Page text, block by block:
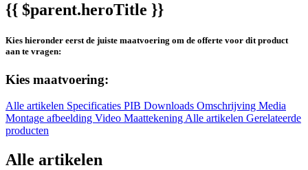
{{ $parent.heroTitle }}
Kies hieronder eerst de juiste maatvoering om de offerte voor dit product
aan te vragen:
Kies maatvoering:
Alle artikelen Specificaties PIB Downloads Omschrijving Media
Montage afbeelding Video MaattekeningAlle artikelen Gerelateerde
producten
Alle artikelen